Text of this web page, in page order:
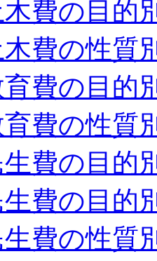
費の目的
費の性質
費の目的
費の性質
費の目的
費の目的
費の性質